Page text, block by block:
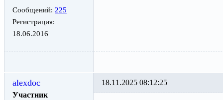
Сообщений: 225
Регистрация:
18.06.2016
alexdoc
Участник
18.11.2025 08:12:25